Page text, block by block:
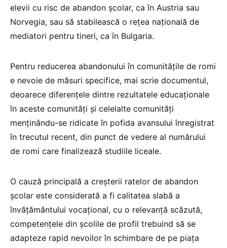
elevii cu risc de abandon școlar, ca în Austria sau
Norvegia, sau să stabilească o rețea națională de
mediatori pentru tineri, ca în Bulgaria.
Pentru reducerea abandonului în comunitățile de romi
e nevoie de măsuri specifice, mai scrie documentul,
deoarece diferențele dintre rezultatele educaționale
în aceste comunități și celelalte comunități
menținându-se ridicate în pofida avansului înregistrat
în trecutul recent, din punct de vedere al numărului
de romi care finalizează studiile liceale.
O cauză principală a creșterii ratelor de abandon
școlar este considerată a fi calitatea slabă a
învățământului vocațional, cu o relevanță scăzută,
competențele din școlile de profil trebuind să se
adapteze rapid nevoilor în schimbare de pe piața